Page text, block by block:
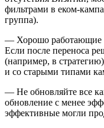
фильтрами в еком-
группа).
— Хорошо работающие
Если после переноса
(например, в
и со старыми типами
— Не обновляйте все
обновление с менее
эффективные могли